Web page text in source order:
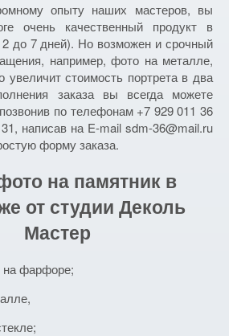
опыту наших мастеров, вы
очень качественный продукт в
до 7 дней). Но возможен и срочный
например, фото на металле,
увеличит стоимость портрета в два
заказа вы всегда можете
по телефонам +7 929 011 36
написав на E-mail sdm-36@mail.ru
форму заказа.
на памятник в
от студии Деколь
Мастер
на фарфоре;